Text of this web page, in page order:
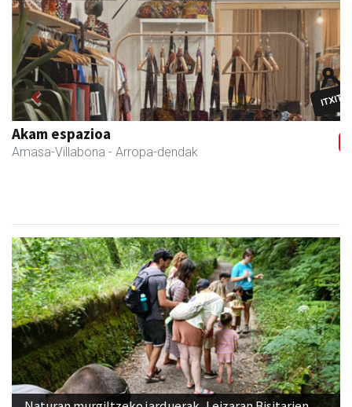
Akam espazioa
Amasa-Villabona - Arropa-dendak
Previous Next